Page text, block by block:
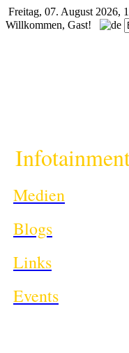
Freitag, 07. August 2026,
Willkommen, Gast!
Medien
Blogs
Links
Events